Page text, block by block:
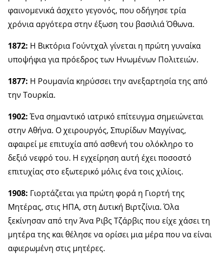
φαινομενικά άσχετο γεγονός, που οδήγησε τρία
χρόνια αργότερα στην έξωση του βασιλιά Όθωνα.
1872: Η Βικτόρια Γούντχαλ γίνεται η πρώτη γυναίκα
υποψήφια για πρόεδρος των Ηνωμένων Πολιτειών.
1877: Η Ρουμανία κηρύσσει την ανεξαρτησία της από
την Τουρκία.
1902:Ένα σημαντικό ιατρικό επίτευγμα σημειώνεται
στην Αθήνα. Ο χειρουργός, Σπυρίδων Μαγγίνας,
αφαιρεί με επιτυχία από ασθενή του ολόκληρο το
δεξιό νεφρό του. Η εγχείρηση αυτή έχει ποσοστό
επιτυχίας στο εξωτερικό μόλις ένα τοις χιλίοις.
1908: Γιορτάζεται για πρώτη φορά η Γιορτή της
Μητέρας, στις ΗΠΑ, στη Δυτική Βιρτζίνια. Όλα
ξεκίνησαν από την Άνα Ριβς Τζάρβις που είχε χάσει τη
μητέρα της και θέλησε να ορίσει μια μέρα που να είναι
αφιερωμένη στις μητέρες.